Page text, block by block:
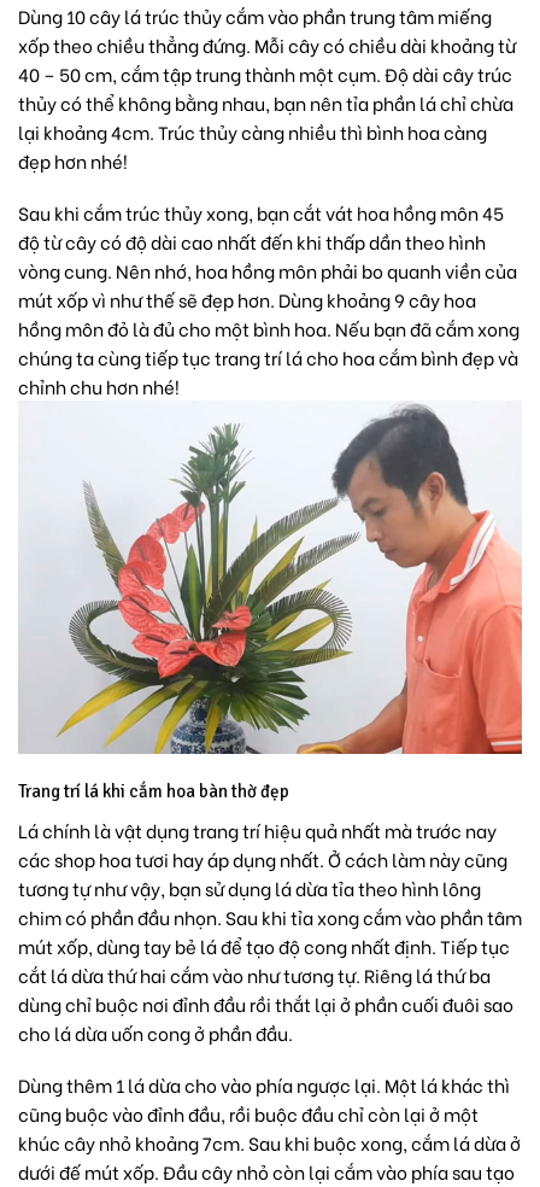
Dùng 10 cây lá trúc thủy cắm vào phần trung tâm miếng
xốp theo chiều thẳng đứng. Mỗi cây có chiều dài khoảng từ
40 – 50 cm, cắm tập trung thành một cụm. Độ dài cây trúc
thủy có thể không bằng nhau, bạn nên tỉa phần lá chỉ chừa
lại khoảng 4cm. Trúc thủy càng nhiều thì bình hoa càng
đẹp hơn nhé!
Sau khi cắm trúc thủy xong, bạn cắt vát hoa hồng môn 45
độ từ cây có độ dài cao nhất đến khi thấp dần theo hình
vòng cung. Nên nhớ, hoa hồng mônphải bo quanh viền của
mút xốp vì như thế sẽ đẹp hơn. Dùng khoảng 9 cây hoa
hồng môn đỏ là đủ cho một bình hoa. Nếu bạn đã cắm xong
chúng ta cùng tiếp tục trang trí lá chohoa cắm bìnhđẹp và
chỉnh chu hơn nhé!
Trang trí lá khi cắm hoa bàn thờ đẹp
Lá chính là vật dụng trang trí hiệu quả nhất mà trước nay
các shop hoa tươi hay áp dụng nhất. Ở cách làm này cũng
tương tự như vậy, bạn sử dụng lá dừa tỉa theo hình lông
chim có phần đầu nhọn. Sau khi tỉa xong cắm vào phần tâm
mút xốp, dùng tay bẻ lá để tạo độ cong nhất định. Tiếp tục
cắt lá dừa thứ hai cắm vào như tương tự. Riêng lá thứ ba
dùng chỉ buộc nơi đỉnh đầu rồi thắt lại ở phần cuối đuôi sao
cho lá dừa uốn cong ở phần đầu.
Dùng thêm 1 lá dừa cho vào phía ngược lại. Một lá khác thì
cũng buộc vào đỉnh đầu, rồi buộc đầu chỉ còn lại ở một
khúc cây nhỏ khoảng 7cm. Sau khi buộc xong, cắm lá dừa ở
dưới đế mút xốp. Đầu cây nhỏ còn lại cắm vào phía sau tạo